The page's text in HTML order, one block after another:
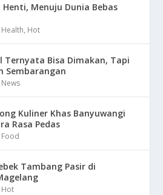
Menuju Dunia Bebas
Health, Hot
Ternyata Bisa Dimakan, Tapi
Sembarangan
News
Kuliner Khas Banyuwangi
Rasa Pedas
Food
Tambang Pasir di
Hot